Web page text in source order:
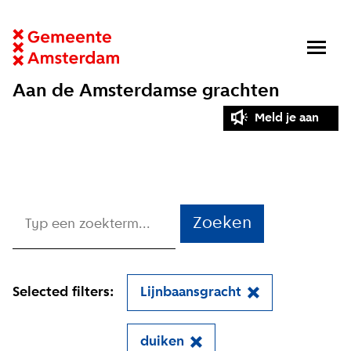
Aan de Amsterdamse grachten
Meld je aan
Zoeken
Selected filters: Lijnbaansgracht
duiken